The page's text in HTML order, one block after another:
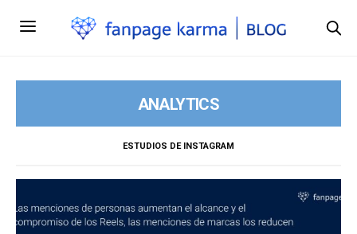
ANALYTICS
ESTUDIOS DE INSTAGRAM